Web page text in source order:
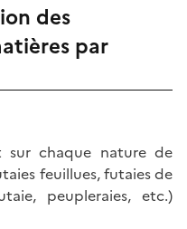
des
par
sur chaque nature de
feuillues, futaies de
peupleraies, etc.)